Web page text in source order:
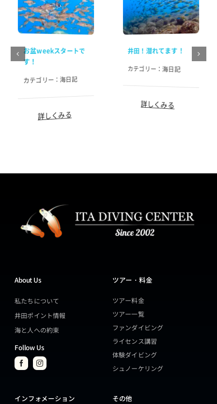
お盆weekスタートで
す！
カテゴリー： 海日記
詳しくみる
井田！潜れてます！
カテゴリー：海日記
詳しくみる
About Us
私たちについて
井田ポイント情報
海と人への約束
Follow Us
ツアー・料金
ツアー料金
ツアー一覧
ファンダイビング
ライセンス講習
体験ダイビング
シュノーケリング
インフォメーション その他